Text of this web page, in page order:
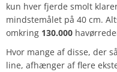
kun hver fjerde smolt
mindstemålet på 40 cm.
omkring 130.000
Hvor mange af disse, der
line, afhænger af flere